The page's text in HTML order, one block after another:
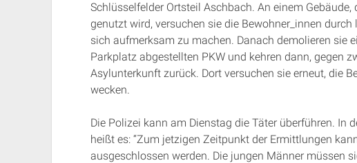
Schlüsselfelder Ortsteil Aschbach. An einem
genutzt wird, versuchen sie die Bewohner_innen
sich aufmerksam zu machen. Danach demolieren sie
Parkplatz abgestellten PKW und kehren dann, gegen
Asylunterkunft zurück. Dort versuchen sie erneut, die
wecken.
Die Polizei kann am Dienstag die Täter überführen. In
heißt es: “Zum jetzigen Zeitpunkt der Ermittlungen
ausgeschlossen werden. Die jungen Männer müssen